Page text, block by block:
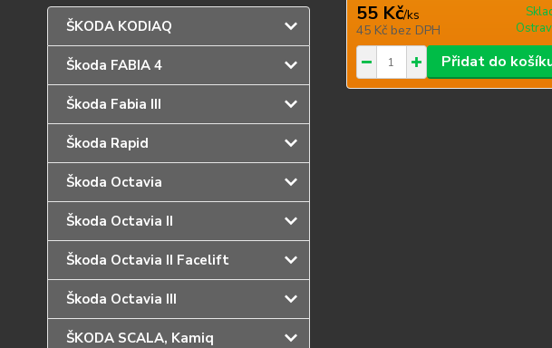
ŠKODA KODIAQ
Škoda FABIA 4
Škoda Fabia III
Škoda Rapid
Škoda Octavia
Škoda Octavia II
Škoda Octavia II Facelift
Škoda Octavia III
ŠKODA SCALA, Kamiq
55 Kč/ks
45 Kč bez DPH
Přidat do